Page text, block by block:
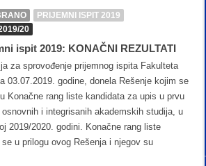
PRIJEMNI ISPIT 2019
20
ispit 2019: KONAČNI REZULTATI
za sprovođenje prijemnog ispita Fakulteta
03.07.2019. godine, donela Rešenje kojim se
Konačne rang liste kandidata za upis u prvu
osnovnih i integrisanih akademskih studija, u
2019/2020. godini. Konačne rang liste
se u prilogu ovog Rešenja i njegov su